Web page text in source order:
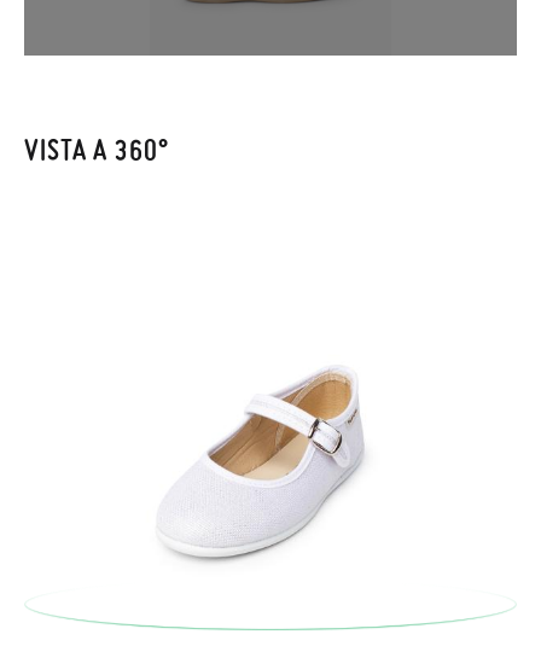
e inserisci il numero d'ordine e l'indirizzo e-mail
Per sostituire un articolo, ti preghiamo di restituire il paio
VISTA A 360°